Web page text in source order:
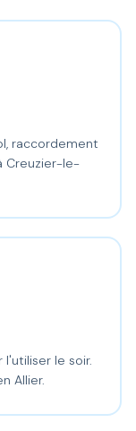
raccordement
Creuzier-le-
le soir.
Allier.